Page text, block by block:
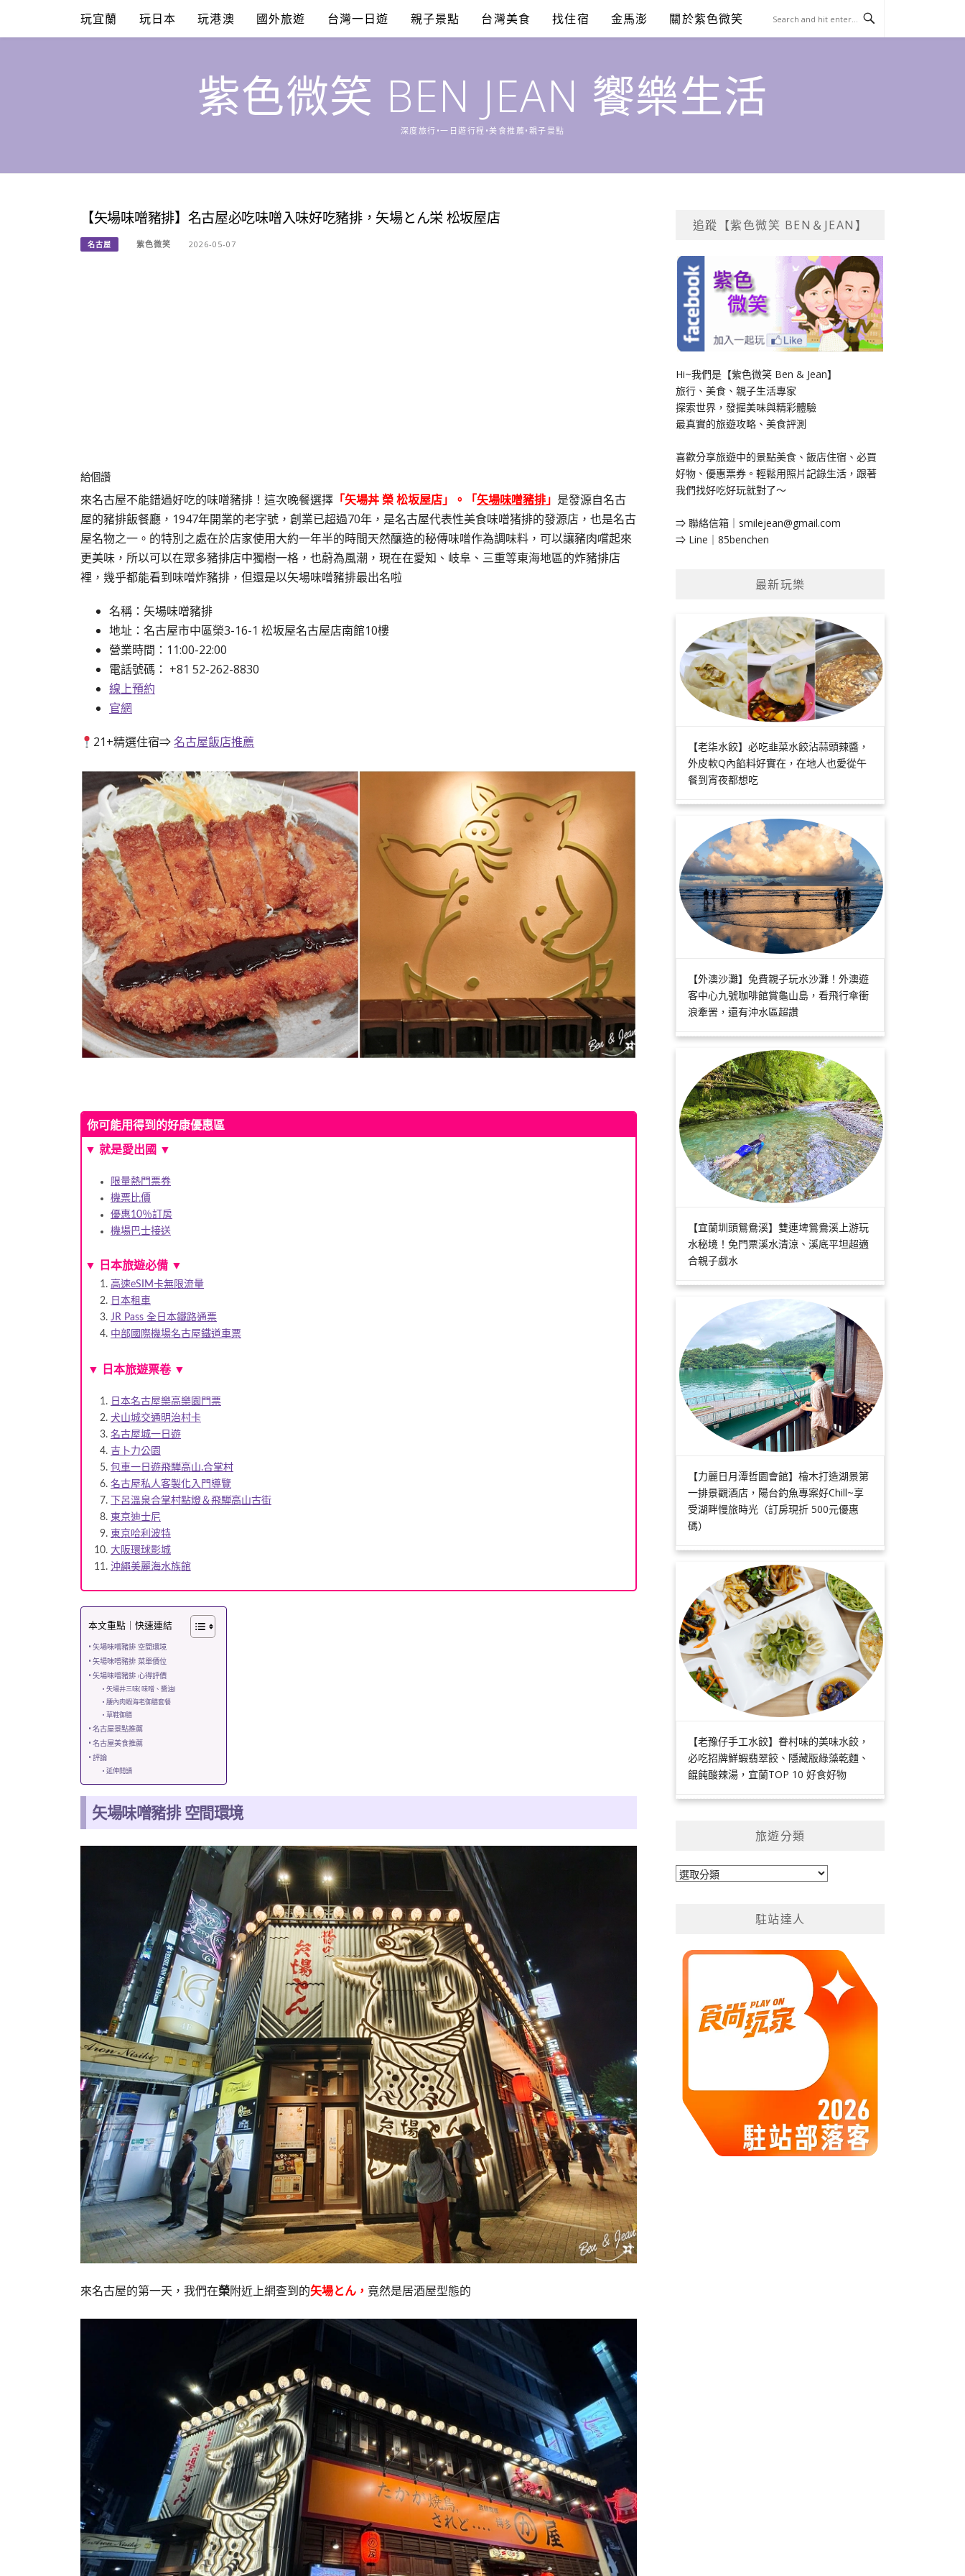
content
玩宜蘭 玩日本 玩港澳 國外旅遊 台灣一日遊 親子景點 台灣美食 找住宿 金馬澎 關於紫色微笑
紫色微笑 BEN JEAN 饗樂生活
深度旅行•一日遊行程•美食推薦•親子景點
【矢場味噌豬排】名古屋必吃味噌入味好吃豬排，矢場とん栄 松坂屋店
名古屋 紫色微笑 2026-05-07
給個讚
來名古屋不能錯過好吃的味噌豬排！這次晚餐選擇 「矢場丼 榮 松坂屋店」。 「矢場味噌豬排」 是發源自名古
屋的豬排飯餐廳，1947年開業的老字號，創業已超過70年，是名古屋代表性美食味噌猪排的發源店，也是名古
屋名物之一。的特別之處在於店家使用大約一年半的時間天然釀造的秘傳味噌作為調味料，可以讓豬肉嚐起來
更美味，所以可以在眾多豬排店中獨樹一格，也蔚為風潮，現在在愛知、岐阜、三重等東海地區的炸豬排店
裡，幾乎都能看到味噌炸豬排，但還是以矢場味噌豬排最出名啦
名稱：矢場味噌豬排
地址：名古屋市中區榮3-16-1 松坂屋名古屋店南館10樓
營業時間：11:00-22:00
電話號碼： +81 52-262-8830
線上預約
官網
21+精選住宿⇒名古屋飯店推薦
你可能用得到的好康優惠區
▼ 就是愛出國 ▼
限量熱門票券
機票比價
優惠10％訂房
機場巴士接送
▼ 日本旅遊必備 ▼
高速eSIM卡無限流量
日本租車
JR Pass 全日本鐵路通票
中部國際機場名古屋鐵道車票
▼ 日本旅遊票卷▼
日本名古屋樂高樂園門票
犬山城交通明治村卡
名古屋城一日遊
吉卜力公園
包車一日遊飛騨高山.合掌村
名古屋私人客製化入門導覽
下呂溫泉合掌村點燈＆飛騨高山古街
東京迪士尼
東京哈利波特
大阪環球影城
沖繩美麗海水族館
本文重點｜快速連結
矢場味噌豬排 空間環境
矢場味噌豬排 菜單價位
矢場味噌豬排 心得評價
矢場井三味( 味噌、醬油)
腰內肉蝦海老御膳套餐
草鞋御膳
名古屋景點推薦
名古屋美食推薦
評論
延伸閱讀
矢場味噌豬排 空間環境
來名古屋的第一天，我們在榮附近上網查到的矢場とん， 竟然是居酒屋型態的
追蹤【紫色微笑 BEN＆JEAN】
Hi~我們是【紫色微笑 Ben & Jean】
旅行、美食、親子生活專家
探索世界，發掘美味與精彩體驗
最真實的旅遊攻略、美食評測
喜歡分享旅遊中的景點美食、飯店住宿、必買
好物、優惠票券。輕鬆用照片記錄生活，跟著
我們找好吃好玩就對了～
⇒ 聯絡信箱｜ smilejean@gmail.com
⇒ Line｜85benchen
最新玩樂
【老柒水餃】必吃韭菜水餃沾蒜頭辣醬，
外皮軟Q內餡料好實在，在地人也愛從午
餐到宵夜都想吃
【外澳沙灘】免費親子玩水沙灘！外澳遊
客中心九號咖啡館賞龜山島，看飛行傘衝
浪牽罟，還有沖水區超讚
【宜蘭圳頭鴛鴦溪】雙連埤鴛鴦溪上游玩
水秘境！免門票溪水清涼、溪底平坦超適
合親子戲水
【力麗日月潭哲園會館】檜木打造湖景第
一排景觀酒店，陽台釣魚專案好Chill~享
受湖畔慢旅時光（訂房現折 500元優惠
碼）
【老豫仔手工水餃】眷村味的美味水餃，
必吃招牌鮮蝦翡翠餃、隱藏版綠藻乾麵、
餛飩酸辣湯，宜蘭TOP 10 好食好物
旅遊分類
旅
駐站達人